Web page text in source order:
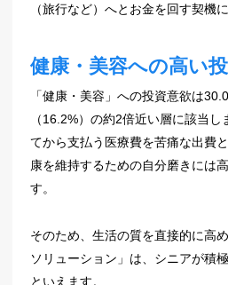
（旅行など）へとお金を回す契機
健康・美容への高い
「健康・美容」への投資意欲は
（16.2%）の約2倍近い層に該当
てから支払う医療費を苦痛な出費
康を維持するための自分磨きには
す。
そのため、生活の質を直接的に高
ソリューション」は、シニアが積
といえます。